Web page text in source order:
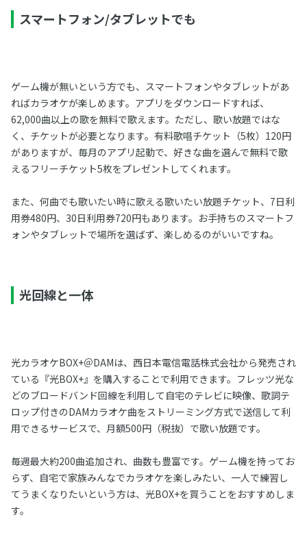
スマートフォン/タブレットでも
ゲーム機が無いという方でも、スマートフォンやタブレットがあ
ればカラオケが楽しめます。アプリをダウンロードすれば、
62,000曲以上の歌を無料で歌えます。ただし、歌い放題ではな
く、チケットが必要となります。有料歌唱チケット（5枚）120円
がありますが、毎月のアプリ起動で、好きな曲を選んで無料で歌
えるフリーチケット5枚をプレゼントしてくれます。
また、何曲でも歌いたい時に歌える歌いたい放題チケット、7日利
用券480円、30日利用券720円もあります。お手持ちのスマートフ
ォンやタブレットで場所を選ばず、楽しめるのがいいですね。
光回線と一体
光カラオケBOX+＠DAMは、西日本電信電話株式会社から発売され
ている『光BOX+』を購入することで利用できます。フレッツ光な
どのブロードバンド回線を利用して自宅のテレビに映像、歌詞テ
ロップ付きのDAMカラオケ曲をストリーミング方式で送信して利
用できるサービスで、月額500円（税抜）で歌い放題です。
毎週最大約200曲追加され、曲数も豊富です。ゲーム機を持ってお
らず、自宅で家族みんなでカラオケを楽しみたい、一人で練習し
てうまくなりたいという方は、光BOX+を買うことをおすすめしま
す。